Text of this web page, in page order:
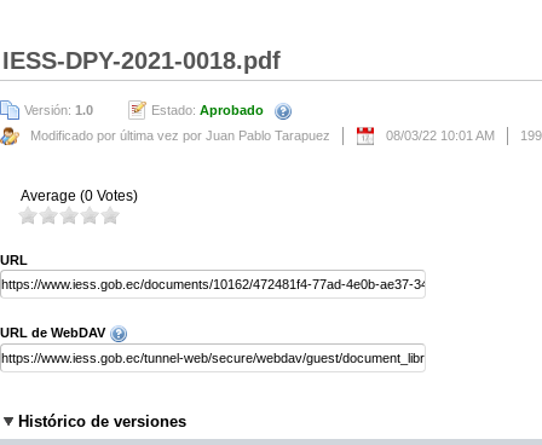
IESS-DPY-2021-0018.pdf
Versión: 1.0 Estado: Aprobado
Modificado por última vez por Juan Pablo Tarapuez
08/03/22 10:01 AM
Average (0 Votes)
URL
URL de WebDAV
Histórico de versiones